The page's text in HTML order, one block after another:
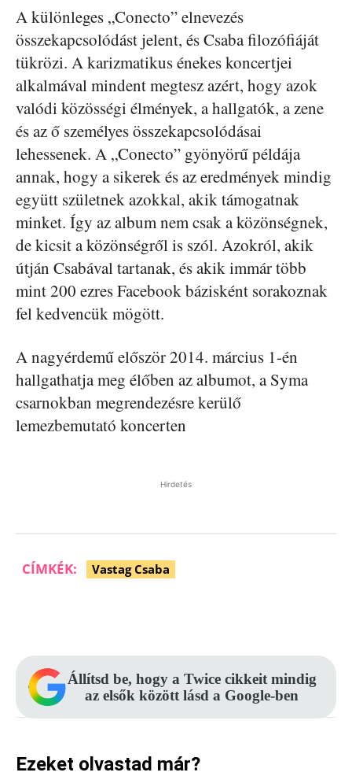
A különleges „Conecto” elnevezés
összekapcsolódást jelent, és Csaba filozófiáját
tükrözi. A karizmatikus énekes koncertjei
alkalmával mindent megtesz azért, hogy azok
valódi közösségi élmények, a hallgatók, a zene
és az ő személyes összekapcsolódásai
lehessenek. A „Conecto” gyönyörű példája
annak, hogy a sikerek és az eredmények mindig
együtt születnek azokkal, akik támogatnak
minket. Így az album nem csak a közönségnek,
de kicsit a közönségről is szól. Azokról, akik
útján Csabával tartanak, és akik immár több
mint 200 ezres Facebook bázisként sorakoznak
fel kedvencük mögött.
A nagyérdemű először 2014. március 1-én
hallgathatja meg élőben az albumot, a Syma
csarnokban megrendezésre kerülő
lemezbemutató koncerten
Hirdetés
CÍMKÉK: Vastag Csaba
Állítsd be, hogy a Twice cikkeit mindig
az elsők között lásd a Google-ben
Ezeket olvastad már?